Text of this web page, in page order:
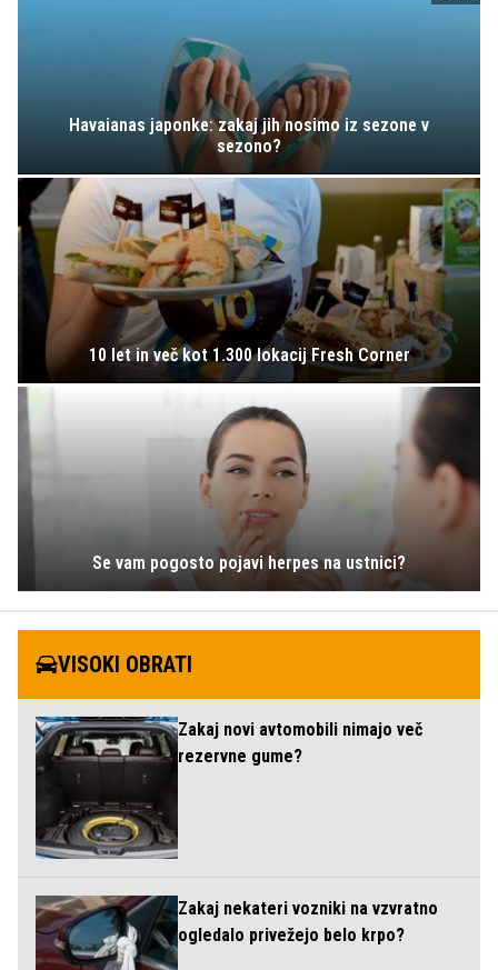
Havaianas japonke: zakaj jih nosimo iz sezone v
sezono?
10 let in več kot 1.300 lokacij Fresh Corner
Se vam pogosto pojavi herpes na ustnici?
VISOKI OBRATI
Zakaj novi avtomobili nimajo več
rezervne gume?
Zakaj nekateri vozniki na vzvratno
ogledalo privežejo belo krpo?